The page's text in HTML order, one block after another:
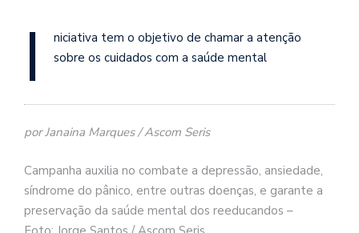
I
niciativa tem o objetivo de chamar a atenção
sobre os cuidados com a saúde mental
por Janaina Marques / Ascom Seris
Campanha auxilia no combate a depressão, ansiedade,
síndrome do pânico, entre outras doenças, e garante a
preservação da saúde mental dos reeducandos –